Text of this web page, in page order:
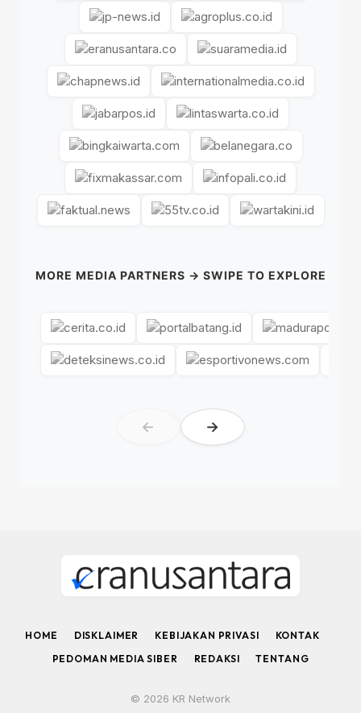
MORE MEDIA PARTNERS → SWIPE TO EXPLORE
← →
HOME DISKLAIMER KEBIJAKAN PRIVASI
KONTAK
PEDOMAN MEDIA SIBER
REDAKSI TENTANG
© 2026 KR Network